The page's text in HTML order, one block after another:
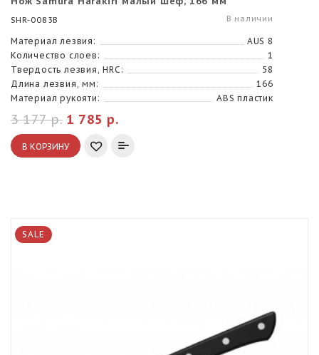
SHR-0083B В наличии
Материал лезвия:
AUS 8
Количество слоев:
1
Твердость лезвия, HRC:
58
Длина лезвия, мм:
166
Материал рукояти:
ABS пластик
1 785 р.
3 177 р.
В КОРЗИНУ
SALE